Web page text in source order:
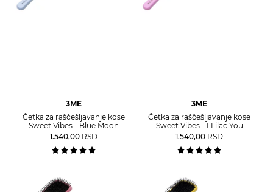
3ME
Četka za raščešljavanje kose
Sweet Vibes - Blue Moon
1.540,00 RSD
3ME
Četka za raščešljavanje kose
Sweet Vibes - I Lilac You
1.540,00 RSD